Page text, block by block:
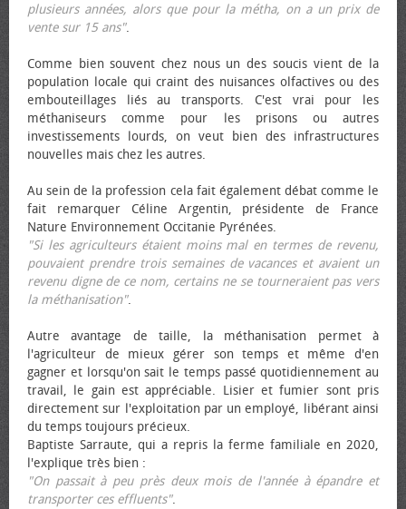
plusieurs années, alors que pour la métha, on a un prix de
vente sur 15 ans".
Comme bien souvent chez nous un des soucis vient de la
population locale qui craint des nuisances olfactives ou des
embouteillages liés au transports. C'est vrai pour les
méthaniseurs comme pour les prisons ou autres
investissements lourds, on veut bien des infrastructures
nouvelles mais chez les autres.
Au sein de la profession cela fait également débat comme le
fait remarquer Céline Argentin, présidente de France
Nature Environnement Occitanie Pyrénées.
"Si les agriculteurs étaient moins mal en termes de revenu,
pouvaient prendre trois semaines de vacances et avaient un
revenu digne de ce nom, certains ne se tourneraient pas vers
la méthanisation".
Autre avantage de taille, la méthanisation permet à
l'agriculteur de mieux gérer son temps et même d'en
gagner et lorsqu'on sait le temps passé quotidiennement au
travail, le gain est appréciable. Lisier et fumier sont pris
directement sur l'exploitation par un employé, libérant ainsi
du temps toujours précieux.
Baptiste Sarraute, qui a repris la ferme familiale en 2020,
l'explique très bien :
"On passait à peu près deux mois de l'année à épandre et
transporter ces effluents".